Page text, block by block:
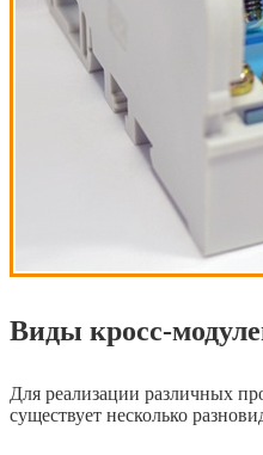
Виды кросс-
Для реализации различных
существует несколько